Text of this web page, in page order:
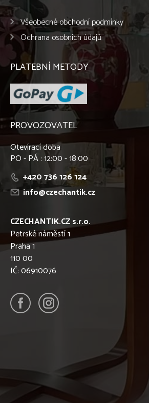
Všeobecné obchodní podmínky
Ochrana osobních údajů
PLATEBNÍ METODY
PROVOZOVATEL
Otevírací doba
PO - PÁ : 12:00 - 18:00
+420 736 126 124
info@czechantik.cz
CZECHANTIK.CZ s.r.o.
Petrské náměstí 1
Praha 1
110 00
IČ: 06910076